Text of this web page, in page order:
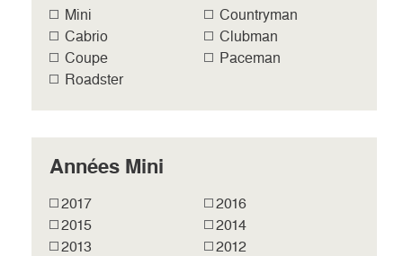
Mini
Countryman
Cabrio
Clubman
Coupe
Paceman
Roadster
Années Mini
2017
2016
2015
2014
2013
2012